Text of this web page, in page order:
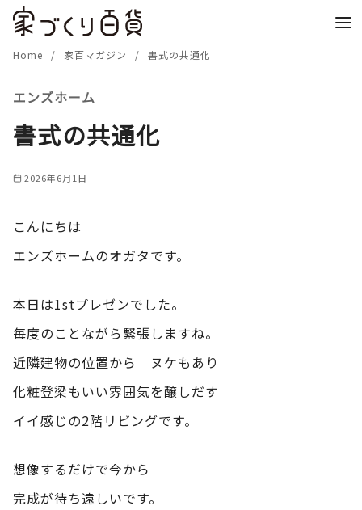
Home 家百マガジン 書式の共通化
エンズホーム
書式の共通化
2026年6月1日
こんにちは
エンズホームのオガタです。
本日は1stプレゼンでした。
毎度のことながら緊張しますね。
近隣建物の位置から ヌケもあり
化粧登梁もいい雰囲気を醸しだす
イイ感じの2階リビングです。
想像するだけで今から
完成が待ち遠しいです。